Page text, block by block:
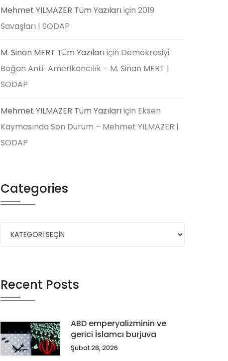
Mehmet YILMAZER Tüm Yazılarıiçin 2019
Savaşları | SODAP
M. Sinan MERT Tüm Yazılarıiçin Demokrasiyi
Boğan Anti-Amerikancılık – M. Sinan MERT |
SODAP
Mehmet YILMAZER Tüm Yazılarıiçin Eksen
Kaymasında Son Durum – Mehmet YILMAZER |
SODAP
Categories
Recent Posts
ABD emperyalizminin ve
gerici İslamcı burjuva
Şubat 28, 2026